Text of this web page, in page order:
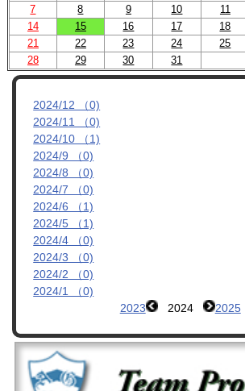
フォトギャラリー
管理者ブログ
OBへのお知らせ
リンク集
7
8 9 10 11
14
15 16 17 18
21
22 23 24 25
28
29 30 31
2024/12 （0)
2024/11 （0)
2024/10 （1)
2024/9 （0)
2024/8 （0)
2024/7 （0)
2024/6 （1)
2024/5 （1)
2024/4 （0)
2024/3 （0)
2024/2 （0)
2024/1 （0)
2023
2024 2025